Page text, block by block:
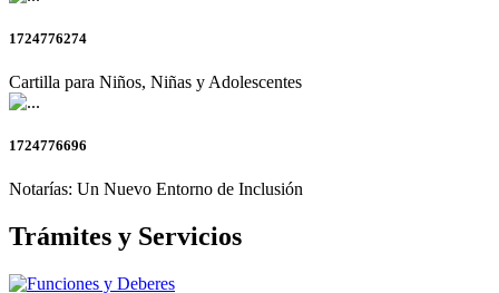
1724776274
Cartilla para Niños, Niñas y Adolescentes
1724776696
Notarías: Un Nuevo Entorno de Inclusión
Trámites y Servicios